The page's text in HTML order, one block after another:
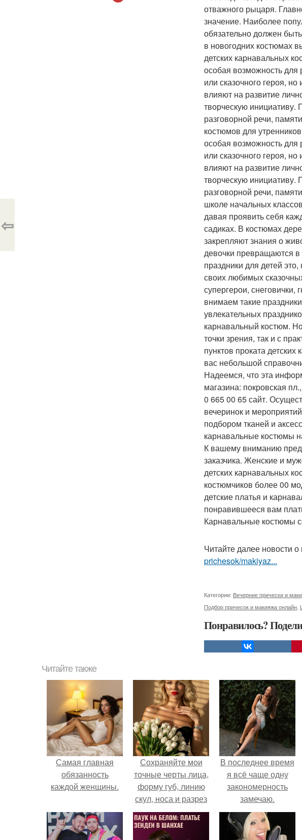
отважного рыцаря.
значение. Наиболее
обязательно должен
в новогодних костюмах
детских карнавальных
особая возможность для
или сказочного героя,
влияют на развитие
творческую инициативу.
разговорной речи,
костюмов для
особая возможность для
или сказочного героя,
влияют на развитие
творческую инициативу.
разговорной речи,
школе начальных
давая проявить себя
садиках. В костюмах
закрепляют знания о
девочки превращаются
праздники для детей
своих любимых
супергерои, снеговички,
внимаем такие
увлекательных
карнавальный костюм.
точки зрения, так и с
пунктов проката
вас небольшой
Надеемся, что эта
магазина: покровская
0 665 00 65 сайт.
вечеринок и
подбором тканей и
карнавальные костюмы
К вашему вниманию
заказчика. Женские и
детских карнавальных
костюмчиков более 00
детские платья и
понравившееся вам
Карнавальные костюмы
Читайте далее новости
prichesok/makiyaz...
Категории: Вечерние прически и
Подбор причесок и макияжа онлайн
Понравилось?
⇦
Читайте также
Самая главная
обязанность
каждой женщины.
Сохраняйте мои
точные черты лица,
форму губ, линию
скул, носа и разрез
глаз.
В последнее время
я всё чаще одну
закономерность
замечаю.